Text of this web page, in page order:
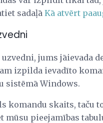
sadaļā Kā atvērt
jums jāievada
izpilda ievadīto
sistēmā Windows.
komandu skaits, taču
mūsu pieejamības